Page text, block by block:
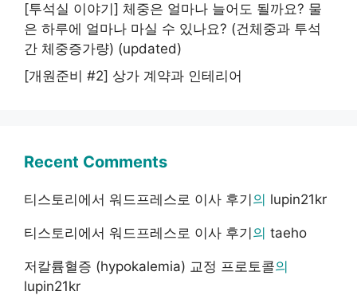
[투석실 이야기] 체중은 얼마나 늘어도 될까요? 물
은 하루에 얼마나 마실 수 있나요? (건체중과 투석
간 체중증가량) (updated)
[개원준비 #2] 상가 계약과 인테리어
Recent Comments
티스토리에서 워드프레스로 이사 후기의 lupin21kr
티스토리에서 워드프레스로 이사 후기의 taeho
저칼륨혈증 (hypokalemia) 교정 프로토콜의
lupin21kr